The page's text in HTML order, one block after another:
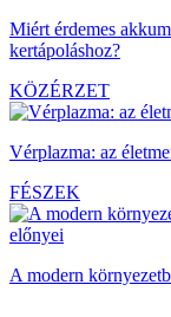
Miért érdemes
kertápoláshoz?
KÖZÉRZET
Vérplazma: az
FÉSZEK
A modern